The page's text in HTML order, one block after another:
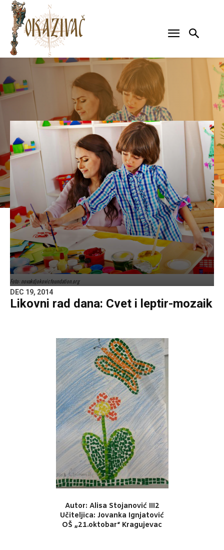
Foto: novakdjokovicfoundation.org
DEC 19, 2014
Likovni rad dana: Cvet i leptir-mozaik
Autor: Alisa Stojanović III2
Učiteljica: Jovanka Ignjatović
OŠ „21.oktobar“ Kragujevac